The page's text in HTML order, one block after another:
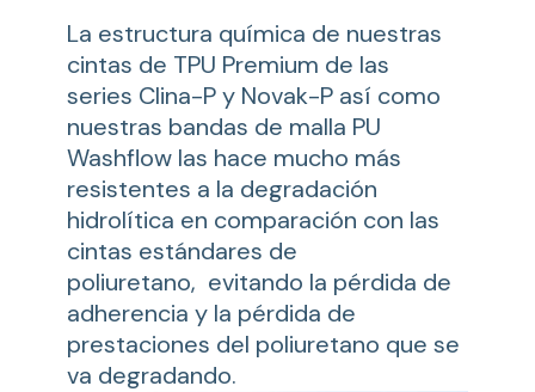
La estructura química de nuestras
cintas de TPU Premium de las
series Clina-P y Novak-P así como
nuestras bandas de malla PU
Washflow las hace mucho más
resistentes a la degradación
hidrolítica en comparación con las
cintas estándares de
poliuretano, evitando la pérdida de
adherencia y la pérdida de
prestaciones del poliuretano que se
va degradando.